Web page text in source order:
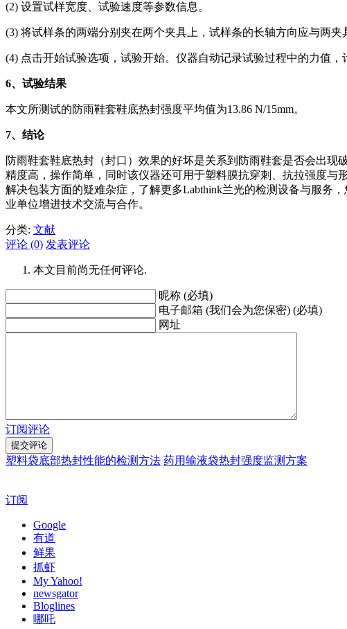
(2) 设置试样宽度、试验速度等参数信息。
(3) 将试样条的两端分别夹在两个夹具上，试样条的长轴方向应与两夹
(4) 点击开始试验选项，试验开始。仪器自动记录试验过程中的力值，
6、试验结果
本文所测试的防雨鞋套鞋底热封强度平均值为13.86 N/15mm。
7、结论
防雨鞋套鞋底热封（封口）效果的好坏是关系到防雨鞋套是否会出
精度高，操作简单，同时该仪器还可用于塑料膜抗穿刺、抗拉强度与
解决包装方面的疑难杂症，了解更多Labthink兰光的检测设备与服务
业单位增进技术交流与合作。
分类: 文献
评论 (0) 发表评论
本文目前尚无任何评论.
昵称 (必填)
电子邮箱 (我们会为您保密) (必填)
网址
订阅评论
塑料袋底部热封性能的检测方法 药用输液袋热封强度监测方案
订阅
Google
有道
鲜果
抓虾
My Yahoo!
newsgator
Bloglines
哪吒